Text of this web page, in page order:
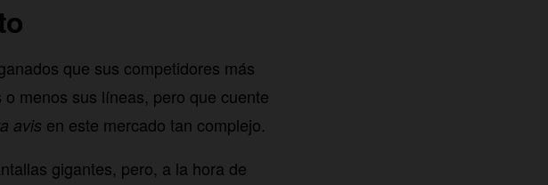
que sus competidores más
menos sus líneas, pero que cuente
avis en este mercado tan complejo.
gigantes, pero, a la hora de